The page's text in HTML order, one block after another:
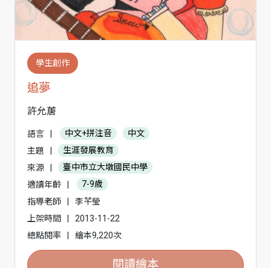
學生創作
追夢
許允蓎
語言 中文+拼注音
中文
主題
生涯發展教育
來源
臺中市立大墩國民中學
適讀年齡
7-9歲
指導老師
李芊瑩
上架時間
2013-11-22
總點閱率
繪本9,220次
閱讀繪本